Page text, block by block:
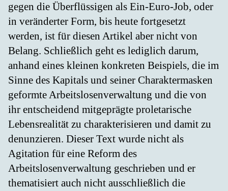
gegen die Überflüssigen als Ein-Euro-Job, oder
in veränderter Form, bis heute fortgesetzt
werden, ist für diesen Artikel aber nicht von
Belang. Schließlich geht es lediglich darum,
anhand eines kleinen konkreten Beispiels, die im
Sinne des Kapitals und seiner Charaktermasken
geformte Arbeitslosenverwaltung und die von
ihr entscheidend mitgeprägte proletarische
Lebensrealität zu charakterisieren und damit zu
denunzieren. Dieser Text wurde nicht als
Agitation für eine Reform des
Arbeitslosenverwaltung geschrieben und er
thematisiert auch nicht ausschließlich die